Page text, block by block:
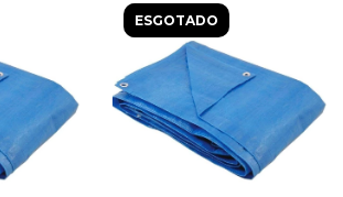
ESGOTADO